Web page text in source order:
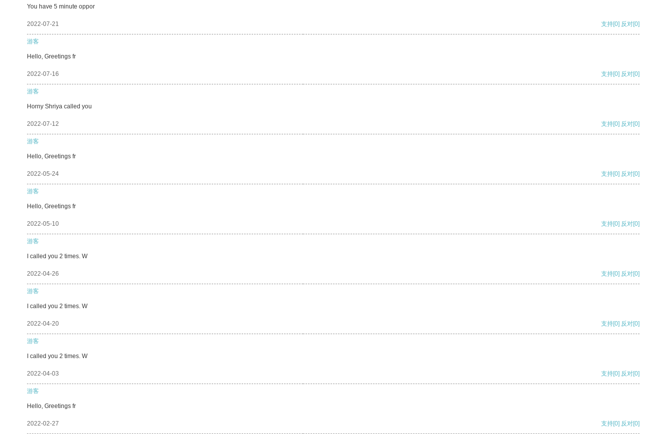
You have 5 minute oppor
2022-07-21 支持[0] 反对[0]
游客
Hello, Greetings fr
2022-07-16 支持[0] 反对[0]
游客
Horny Shriya called you
2022-07-12 支持[0] 反对[0]
游客
Hello, Greetings fr
2022-05-24 支持[0] 反对[0]
游客
Hello, Greetings fr
2022-05-10 支持[0] 反对[0]
游客
I called you 2 times. W
2022-04-26 支持[0] 反对[0]
游客
I called you 2 times. W
2022-04-20 支持[0] 反对[0]
游客
I called you 2 times. W
2022-04-03 支持[0] 反对[0]
游客
Hello, Greetings fr
2022-02-27 支持[0] 反对[0]